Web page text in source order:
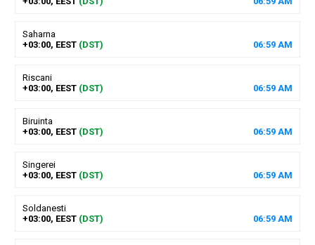
Saharna
+03:00, EEST (DST) 06:59 AM
Riscani
+03:00, EEST (DST) 06:59 AM
Biruinta
+03:00, EEST (DST) 06:59 AM
Singerei
+03:00, EEST (DST) 06:59 AM
Soldanesti
+03:00, EEST (DST) 06:59 AM